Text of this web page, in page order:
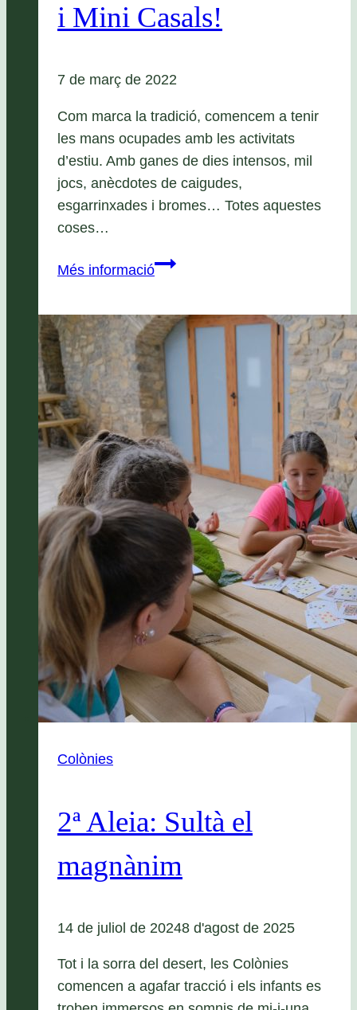
i Mini Casals!
7 de març de 2022
Com marca la tradició, comencem a tenir
les mans ocupades amb les activitats
d’estiu. Amb ganes de dies intensos, mil
jocs, anècdotes de caigudes,
esgarrinxades i bromes… Totes aquestes
coses…
Més informacióEstiu
Colònies,
Campaments
i
Mini
Casals!
Colònies
2ª Aleia: Sultà el
magnànim
14 de juliol de 20248 d'agost de 2025
Tot i la sorra del desert, les Colònies
comencen a agafar tracció i els infants es